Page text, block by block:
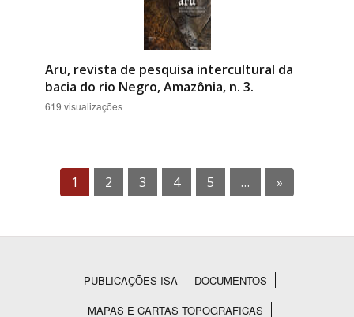
Aru, revista de pesquisa intercultural da
bacia do rio Negro, Amazônia, n. 3.
619 visualizações
1 2 3 4 5 … »
Rodapé
PUBLICAÇÕES ISA
DOCUMENTOS
MAPAS E CARTAS TOPOGRAFICAS